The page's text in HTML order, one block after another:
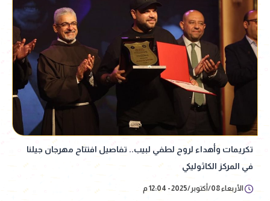
تكريمات وأهداء لروح لطفي لبيب.. تفاصيل افتتاح مهرجان جيلنا
في المركز الكاثوليكي
الأربعاء 08/أكتوبر/2025 - 12:04 م